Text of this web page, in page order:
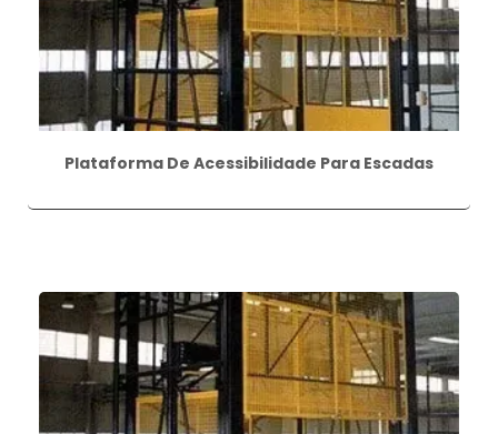
Plataforma De Acessibilidade Para Escadas